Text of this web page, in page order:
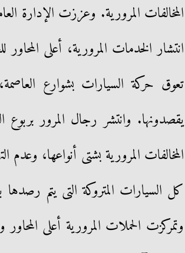
المخالفات المرورية. وعززت الإدارة
انتشار الخدمات المرورية، أعلى
تعوق حركة السيارات بشوارع
يقصدونها. وانتشر رجال المرور
المخالفات المرورية بشتى أنواعها، وعدم
كل السيارات المتروكة التى يتم
وتمركزت الحملات المرورية أعلى المحاور